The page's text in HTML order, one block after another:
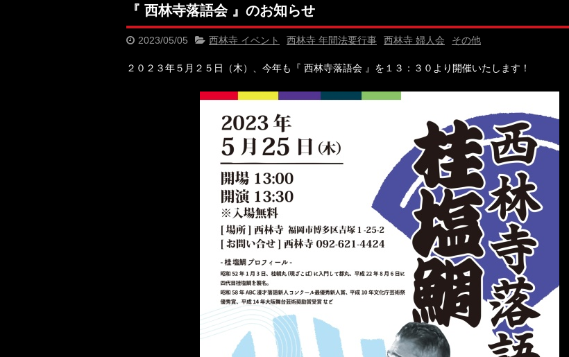
『 西林寺落語会 』のお知らせ
2023/05/05 西林寺 イベント 西林寺 年間法要行事 西林寺 婦人会 その他
２０２３年５月２５日（木）、今年も『 西林寺落語会 』を１３：３０より開催いたします！